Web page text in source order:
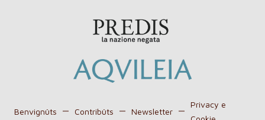
Benvignûts Contribûts Newsletter
Privacy e